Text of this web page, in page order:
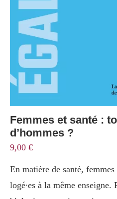
Femmes et santé :
d’hommes ?
9,00 €
En matière de santé,
logé∙es à la même enseigne.